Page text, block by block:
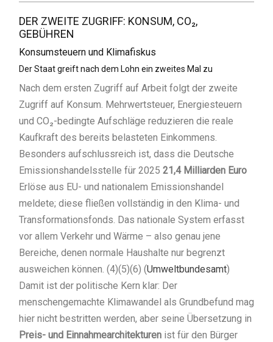
DER ZWEITE ZUGRIFF: KONSUM, CO₂,
GEBÜHREN
Konsumsteuern und Klimafiskus
Der Staat greift nach dem Lohn ein zweites Mal zu
Nach dem ersten Zugriff auf Arbeit folgt der zweite
Zugriff auf Konsum. Mehrwertsteuer, Energiesteuern
und CO₂-bedingte Aufschläge reduzieren die reale
Kaufkraft des bereits belasteten Einkommens.
Besonders aufschlussreich ist, dass die Deutsche
Emissionshandelsstelle für 2025 21,4 Milliarden Euro
Erlöse aus EU- und nationalem Emissionshandel
meldete; diese fließen vollständig in den Klima- und
Transformationsfonds. Das nationale System erfasst
vor allem Verkehr und Wärme – also genau jene
Bereiche, denen normale Haushalte nur begrenzt
ausweichen können. (4)(5)(6) (Umweltbundesamt)
Damit ist der politische Kern klar: Der
menschengemachte Klimawandel als Grundbefund mag
hier nicht bestritten werden, aber seine Übersetzung in
Preis- und Einnahmearchitekturen ist für den Bürger